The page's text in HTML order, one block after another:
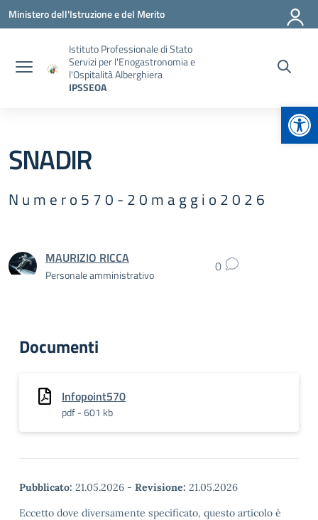
Vai ai contenuti
Vai al menu di navigazione
Vai al footer
Ministero dell'Istruzione e del Merito
Istituto Professionale di Stato
Servizi per l'Enogastronomia e
l'Ospitalità Alberghiera
IPSSEOA
SNADIR
N u m e r o 5 7 0 - 2 0 m a g g i o 2 0 2 6
MAURIZIO RICCA
Personale amministrativo 0
Documenti
Infopoint570
pdf - 601 kb
Pubblicato: 21.05.2026 - Revisione: 21.05.2026
Eccetto dove diversamente specificato, questo articolo è